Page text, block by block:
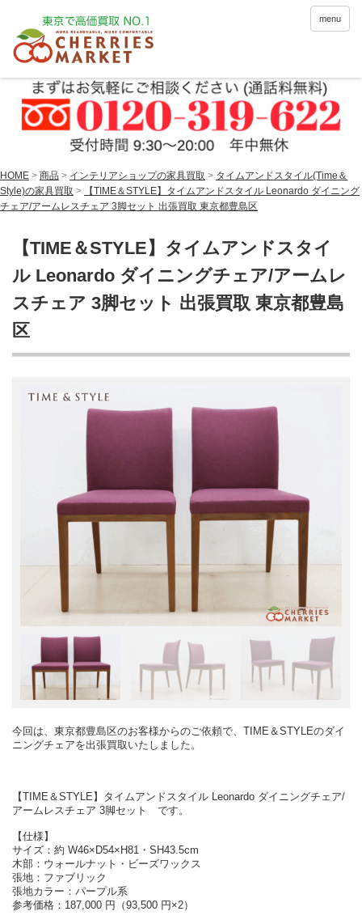
menu
HOME > 商品 > インテリアショップの家具買取 > タイムアンドスタイル(Time＆
Style)の家具買取 >
【TIME＆STYLE】タイムアンドスタイル Leonardo ダイニング
チェア/アームレスチェア 3脚セット 出張買取 東京都豊島区
【TIME＆STYLE】タイムアンドスタイ
ル Leonardo ダイニングチェア/アームレ
スチェア 3脚セット 出張買取 東京都豊島
区
今回は、東京都豊島区のお客様からのご依頼で、TIME＆STYLEのダイ
ニングチェアを出張買取いたしました。
【TIME＆STYLE】タイムアンドスタイル Leonardo ダイニングチェア/
アームレスチェア 3脚セット です。
【仕様】
サイズ：約 W46×D54×H81・SH43.5cm
木部：ウォールナット・ビーズワックス
張地：ファブリック
張地カラー：パープル系
参考価格：187,000 円（93,500 円×2）